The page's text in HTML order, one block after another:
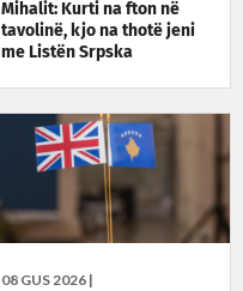
Mihalit: Kurti na fton në
tavolinë, kjo na thotë jeni
me Listën Srpska
08 GUS 2026 |